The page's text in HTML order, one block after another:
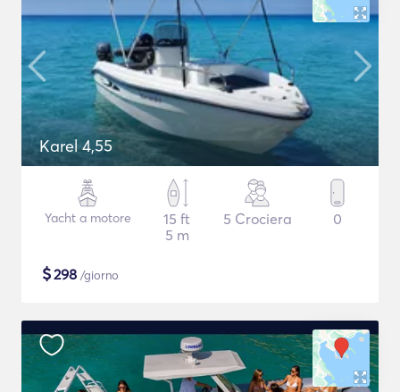
Karel 4,55
Yacht a motore
15 ft
5 m
5 Crociera 0
$298 /giorno